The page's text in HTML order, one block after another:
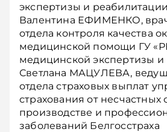
экспертизы и
Валентина ЕФИМЕНКО,
отдела контроля качества
медицинской помощи ГУ
медицинской экспертизы и
Светлана МАЦУЛЕВА,
отдела страховых выплат
страхования от несчастных
производстве и
заболеваний Белгосстраха